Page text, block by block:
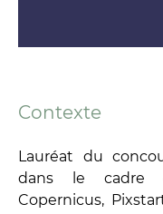
Contexte
Lauréat du
dans le cadre
Copernicus,